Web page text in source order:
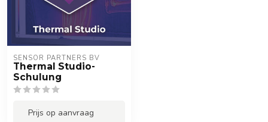
SENSOR PARTNERS BV
Thermal Studio-
Schulung
Prijs op aanvraag